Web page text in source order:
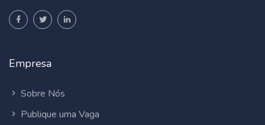
Empresa
Sobre Nós
Publique uma Vaga